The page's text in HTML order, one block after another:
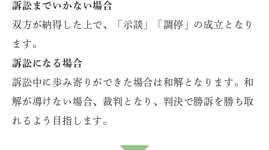
訴訟までいかない場合
双方が納得した上で、「示談」「調停」の成立となり
ます。
訴訟になる場合
訴訟中に歩み寄りができた場合は和解となります。和
解が導けない場合、裁判となり、判決で勝訴を勝ち取
れるよう目指します。